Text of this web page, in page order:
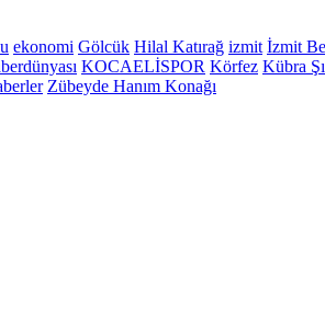
ekonomi Gölcük Hilal Katırağ izmit İzmit
KOCAELİSPOR Körfez Kübra
Zübeyde Hanım Konağı